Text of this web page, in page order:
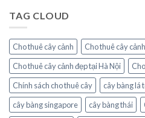
hoa
mắt
nai
TAG CLOUD
Cho thuê cây cảnh
Cho thuê cây
Cho thuê cây cảnh đẹp tại Hà Nội
Chính sách cho thuê cây
cây bàng lá
cây bàng singapore
cây bàng thái